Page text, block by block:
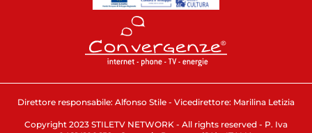
Direttore responsabile: Alfonso Stile - Vicedirettore: Marilina Letizia
Copyright 2023 STILETV NETWORK - All rights reserved - P. Iva